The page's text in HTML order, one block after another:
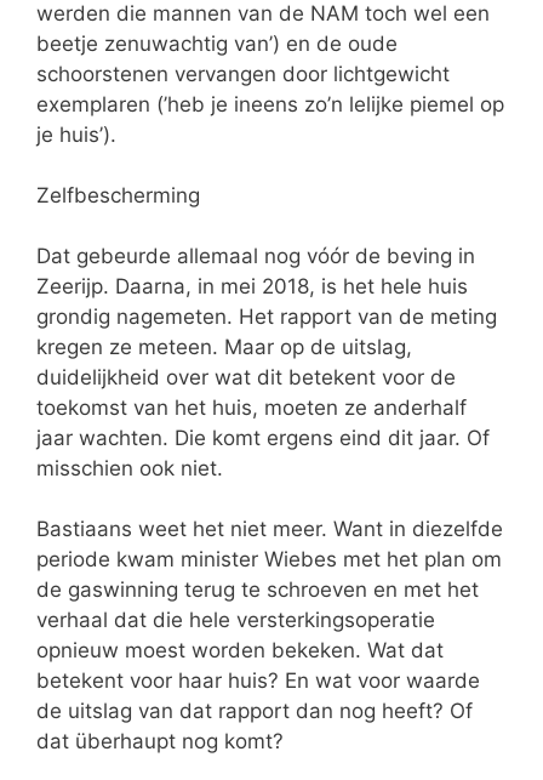
werden die mannen van de NAM toch wel een
beetje zenuwachtig van’) en de oude
schoorstenen vervangen door lichtgewicht
exemplaren (’heb je ineens zo’n lelijke piemel op
je huis’).
Zelfbescherming
Dat gebeurde allemaal nog vóór de beving in
Zeerijp. Daarna, in mei 2018, is het hele huis
grondig nagemeten. Het rapport van de meting
kregen ze meteen. Maar op de uitslag,
duidelijkheid over wat dit betekent voor de
toekomst van het huis, moeten ze anderhalf
jaar wachten. Die komt ergens eind dit jaar. Of
misschien ook niet.
Bastiaans weet het niet meer. Want in diezelfde
periode kwam minister Wiebes met het plan om
de gaswinning terug te schroeven en met het
verhaal dat die hele versterkingsoperatie
opnieuw moest worden bekeken. Wat dat
betekent voor haar huis? En wat voor waarde
de uitslag van dat rapport dan nog heeft? Of
dat überhaupt nog komt?